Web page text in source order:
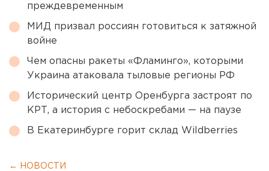
преждевременным
МИД призвал россиян готовиться к затяжной
войне
Чем опасны ракеты «Фламинго», которыми
Украина атаковала тыловые регионы РФ
Исторический центр Оренбурга застроят по
КРТ, а история с небоскребами — на паузе
В Екатеринбурге горит склад Wildberries
← НОВОСТИ